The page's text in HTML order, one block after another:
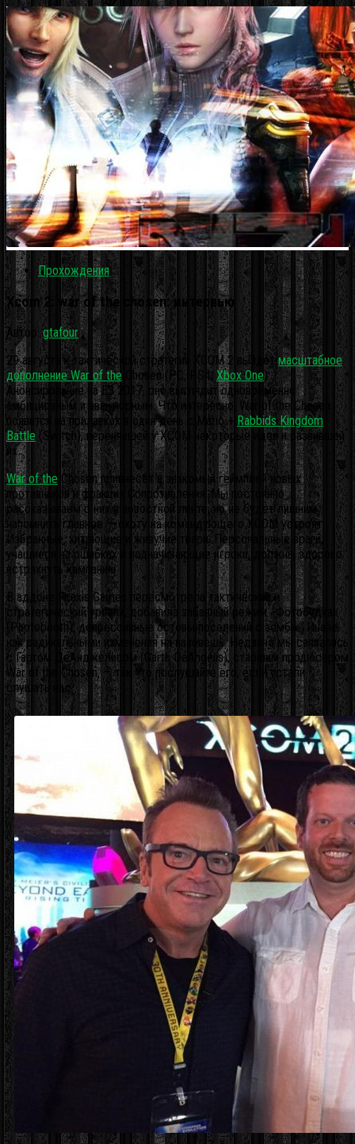
Прохождения
Xcom 2: war of the chosen: интервью
Автор:gtafour ·
29 августа к тактической стратегии XCOM 2 выйдет масштабное
дополнение War of the Chosen (PC, PS4, Xbox One).
Анонсирование на E3 2017, оно выглядит одновременно
амбициозным и авантюрным. Что интересно, War of the Chosen
появится на прилавках в один день с Mario +
Rabbids Kingdom
Battle (Switch), перенявшей у XCOM некоторые идеи и развившей
их.
War of the Chosen привнесёт в знакомый геймплей новых
противников и фракции Сопротивления. Мы постоянно
рассказываем о них в новостной ленте, но не будет лишним
напомнить главное — охоту на командующего XCOM устроят
Избранные, хитрющие и живучие твари.Персональные враги,
учащиеся на ошибках и подначивающие игрока, должны здорово
встряхнуть кампанию.
В аддоне Firaxis Games пересмотрела тактический и
стратегический уровни, добавила забавный режим «Фотобудка»
(Photobooth), депрессивные остовы поселений с зомби… Иначе
как радикальными изменения на назовёшь. Недавно мы связались
с Гартом ДеАнджелисом (Garth DeAngelis), старшим продюсером
War of the Chosen, — так что послушайте его, если устали
слушать нас.